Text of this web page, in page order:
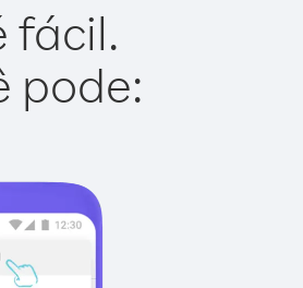
fácil.
pode: